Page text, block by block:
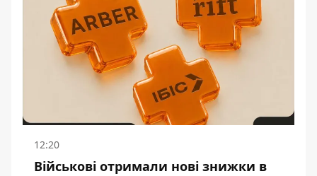
12:20
Військові отримали нові знижки в